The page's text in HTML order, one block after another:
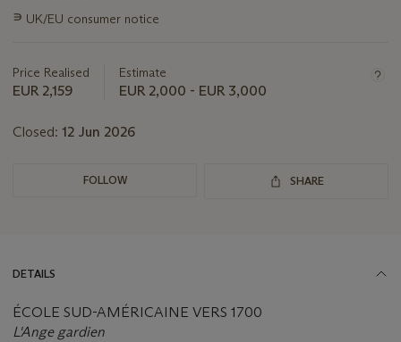
about
∍ UK/EU consumer notice
Price Realised
EUR 2,159
Estimate
EUR 2,000 - EUR 3,000
Closed: 12 Jun 2026
FOLLOW SHARE
DETAILS
ÉCOLE SUD-AMÉRICAINE VERS 1700
L'Ange gardien